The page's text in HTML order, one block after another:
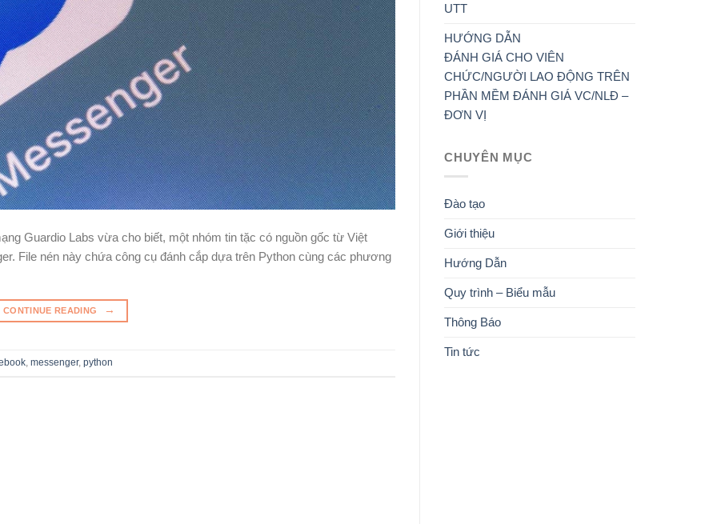
Guardio Labs vừa cho biết, một nhóm tin tặc có nguồn gốc từ Việt
File nén này chứa công cụ đánh cắp dựa trên Python cùng các phương
CONTINUE READING →
, messenger, python
UTT
HƯỚNG DẪN
ĐÁNH GIÁ CHO VIÊN
CHỨC/NGƯỜI LAO ĐỘNG TRÊN
PHẦN MỀM ĐÁNH GIÁ VC/NLĐ –
ĐƠN VỊ
CHUYÊN MỤC
Đào tạo
Giới thiệu
Hướng Dẫn
Quy trình – Biểu mẫu
Thông Báo
Tin tức